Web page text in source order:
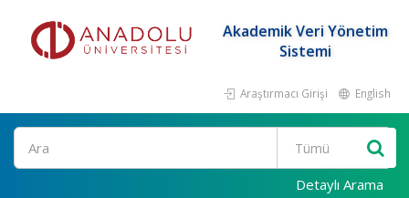
Akademik Veri Yönetim
Sistemi
Araştırmacı Girişi English
Ara
Detaylı Arama